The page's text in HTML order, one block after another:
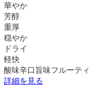
華やか
芳醇
重厚
穏やか
ドライ
軽快
酸味辛口 旨味フルーティ
詳細を見る